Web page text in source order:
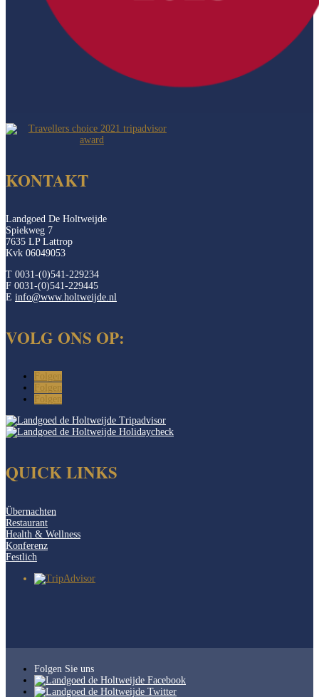
KONTAKT
Landgoed De Holtweijde
Spiekweg 7
7635 LP Lattrop
Kvk 06049053
T 0031-(0)541-229234
F 0031-(0)541-229445
E info@www.holtweijde.nl
VOLG ONS OP:
Folgen
Folgen
Folgen
QUICK LINKS
Übernachten
Restaurant
Health & Wellness
Konferenz
Festlich
Folgen Sie uns